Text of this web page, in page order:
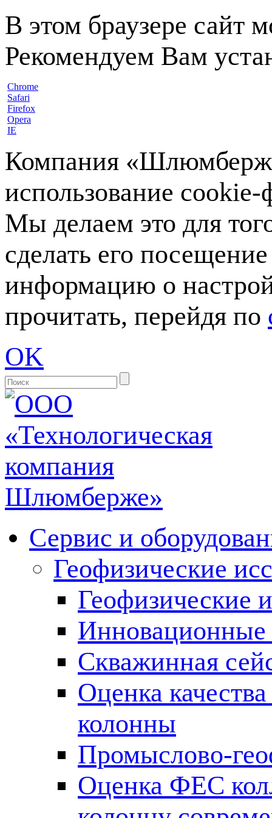
В этом браузере сайт
Рекомендуем Вам
Chrome
Safari
Firefox
Opera
IE
Компания
использование
Мы делаем это для
сделать его
информацию о
прочитать, перейдя по
OK
Сервис и
Геофизические
Геофизические
Инновационные
Скважинная
Оценка
колонны
Промыслово-
Оценка ФЕС